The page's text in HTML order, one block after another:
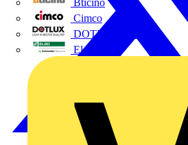
Cimco
DOTLUX GmbH
Elso